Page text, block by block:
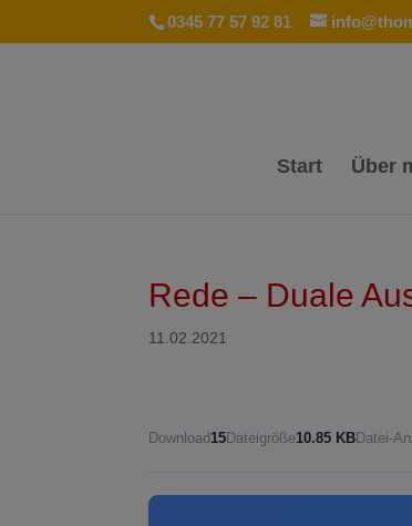
0345 77 57 92 81
Start Über
Rede – Duale
11.02.2021
Download 15Dateigröße10.85 KBDatei-